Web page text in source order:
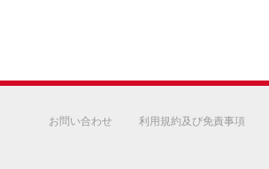
お問い合わせ 利用規約及び免責事項